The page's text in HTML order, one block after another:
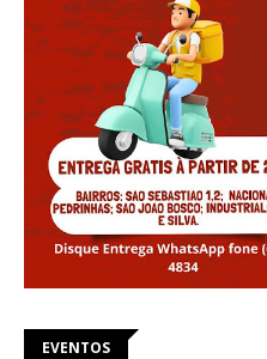
EVENTOS